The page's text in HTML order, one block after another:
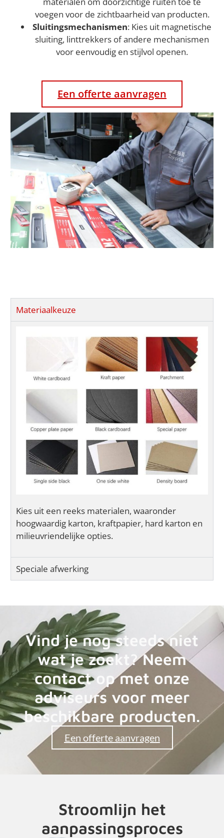
voegen voor de zichtbaarheid van producten.
Sluitingsmechanismen: Kies uit magnetische
sluiting, linttrekkers of andere mechanismen
voor eenvoudig en stijlvol openen.
Een offerte aanvragen
Materiaalkeuze
Kies uit een reeks materialen, waaronder
hoogwaardig karton, kraftpapier, hard karton en
milieuvriendelijke opties.
Speciale afwerking
Vind je nog steeds niet
wat je zoekt? Neem
contact op met onze
adviseurs voor meer
beschikbare producten.
Een offerte aanvragen
Stroomlijn het
aanpassingsproces